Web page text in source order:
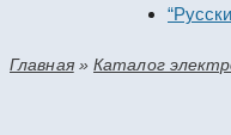
“Русский
Главная»Каталог